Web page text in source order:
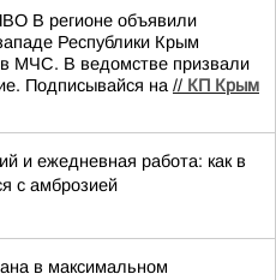
В регионе объявили
Республики Крым
МЧС. В ведомстве призвали
Подписывайся на // КП Крым
и ежедневная работа: как в
с амброзией
в максимальном